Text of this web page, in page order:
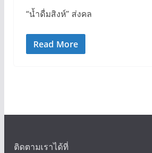
“น้ำดื่มสิงห์” ส่งคล
Read More
ติดตามเราได้ที่